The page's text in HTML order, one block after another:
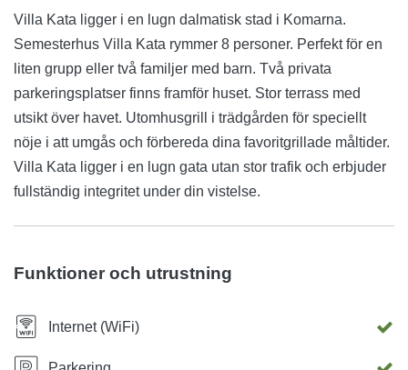
Villa Kata ligger i en lugn dalmatisk stad i Komarna.
Semesterhus Villa Kata rymmer 8 personer. Perfekt för en
liten grupp eller två familjer med barn. Två privata
parkeringsplatser finns framför huset. Stor terrass med
utsikt över havet. Utomhusgrill i trädgården för speciellt
nöje i att umgås och förbereda dina favoritgrillade måltider.
Villa Kata ligger i en lugn gata utan stor trafik och erbjuder
fullständig integritet under din vistelse.
Funktioner och utrustning
Internet (WiFi)